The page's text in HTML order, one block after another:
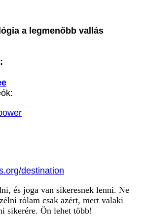
a legmenőbb vallás
destination
és joga van sikeresnek lenni. Ne
rólam csak azért, mert valaki
sikerére. Ön lehet több!